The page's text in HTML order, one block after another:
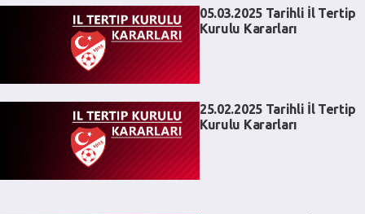
05.03.2025 Tarihli İl Tertip
Kurulu Kararları
25.02.2025 Tarihli İl Tertip
Kurulu Kararları